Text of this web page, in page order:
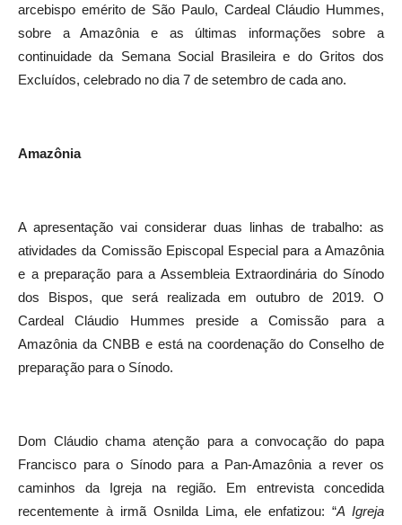
arcebispo emérito de São Paulo, Cardeal Cláudio Hummes,
sobre a Amazônia e as últimas informações sobre a
continuidade da Semana Social Brasileira e do Gritos dos
Excluídos, celebrado no dia 7 de setembro de cada ano.
Amazônia
A apresentação vai considerar duas linhas de trabalho: as
atividades da Comissão Episcopal Especial para a Amazônia
e a preparação para a Assembleia Extraordinária do Sínodo
dos Bispos, que será realizada em outubro de 2019. O
Cardeal Cláudio Hummes preside a Comissão para a
Amazônia da CNBB e está na coordenação do Conselho de
preparação para o Sínodo.
Dom Cláudio chama atenção para a convocação do papa
Francisco para o Sínodo para a Pan-Amazônia a rever os
caminhos da Igreja na região. Em entrevista concedida
recentemente à irmã Osnilda Lima, ele enfatizou: “A Igreja